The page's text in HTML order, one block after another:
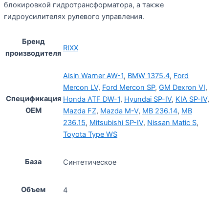
блокировкой гидротрансформатора, а также
гидроусилителях рулевого управления.
Бренд
производителя
RIXX
Спецификация
OEM
Aisin Warner AW-1, BMW 1375.4, Ford
Mercon LV, Ford Mercon SP, GM Dexron VI,
Honda ATF DW-1, Hyundai SP-IV, KIA SP-IV,
Mazda FZ, Mazda M-V, MB 236.14, MB
236.15, Mitsubishi SP-IV, Nissan Matic S,
Toyota Type WS
База Синтетическое
Объем 4